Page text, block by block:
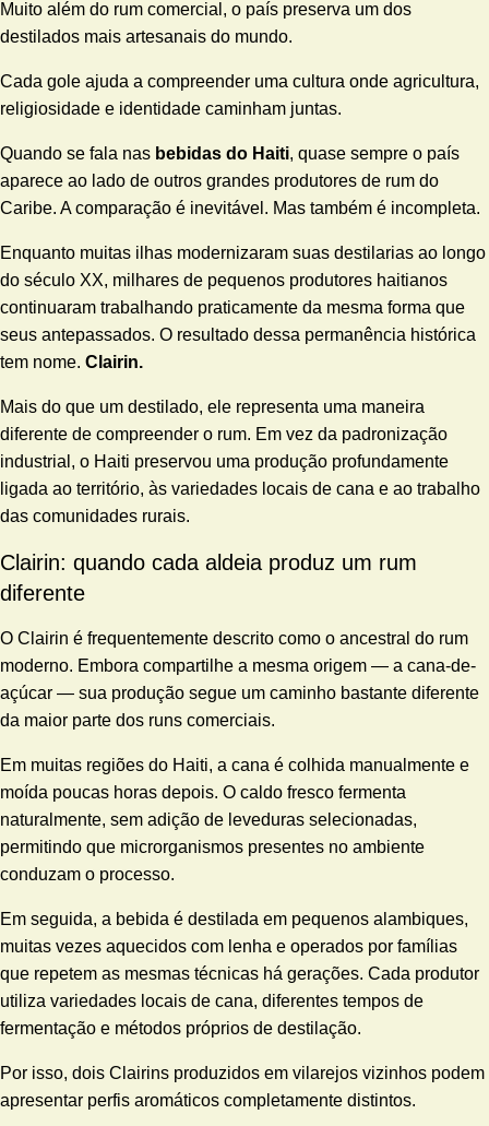
Muito além do rum comercial, o país preserva um dos
destilados mais artesanais do mundo.
Cada gole ajuda a compreender uma cultura onde agricultura,
religiosidade e identidade caminham juntas.
Quando se fala nas bebidas do Haiti, quase sempre o país
aparece ao lado de outros grandes produtores de rum do
Caribe. A comparação é inevitável. Mas também é incompleta.
Enquanto muitas ilhas modernizaram suas destilarias ao longo
do século XX, milhares de pequenos produtores haitianos
continuaram trabalhando praticamente da mesma forma que
seus antepassados. O resultado dessa permanência histórica
tem nome. Clairin.
Mais do que um destilado, ele representa uma maneira
diferente de compreender o rum. Em vez da padronização
industrial, o Haiti preservou uma produção profundamente
ligada ao território, às variedades locais de cana e ao trabalho
das comunidades rurais.
Clairin: quando cada aldeia produz um rum
diferente
O Clairin é frequentemente descrito como o ancestral do rum
moderno. Embora compartilhe a mesma origem — a cana-de-
açúcar — sua produção segue um caminho bastante diferente
da maior parte dos runs comerciais.
Em muitas regiões do Haiti, a cana é colhida manualmente e
moída poucas horas depois. O caldo fresco fermenta
naturalmente, sem adição de leveduras selecionadas,
permitindo que microrganismos presentes no ambiente
conduzam o processo.
Em seguida, a bebida é destilada em pequenos alambiques,
muitas vezes aquecidos com lenha e operados por famílias
que repetem as mesmas técnicas há gerações. Cada produtor
utiliza variedades locais de cana, diferentes tempos de
fermentação e métodos próprios de destilação.
Por isso, dois Clairins produzidos em vilarejos vizinhos podem
apresentar perfis aromáticos completamente distintos.